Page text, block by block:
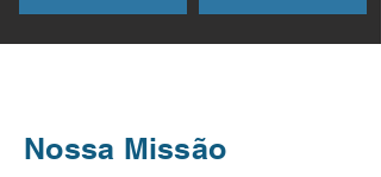
Nossa Missão